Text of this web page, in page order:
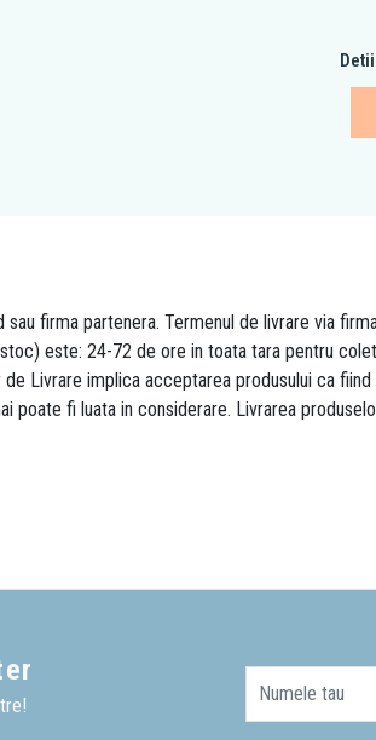
firma partenera. Termenul de livrare via
este: 24-72 de ore in toata tara pentru
Livrare implica acceptarea produsului ca
poate fi luata in considerare. Livrarea
Numele tau